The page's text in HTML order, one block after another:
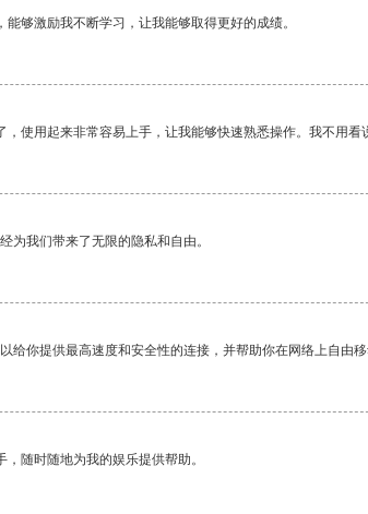
够激励我不断学习，让我能够取得更好的成绩。
使用起来非常容易上手，让我能够快速熟悉操作。我不用看
为我们带来了无限的隐私和自由。
给你提供最高速度和安全性的连接，并帮助你在网络上自由移
随时随地为我的娱乐提供帮助。